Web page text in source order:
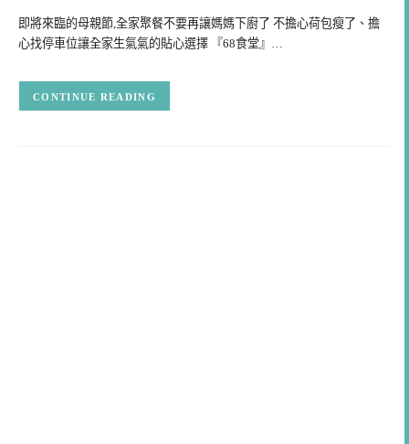
即將來臨的母親節,全家聚餐不要再讓媽媽下廚了 不擔心荷包瘦了、擔
心找停車位讓全家生氣氣的貼心選擇 『68食堂』…
CONTINUE READING